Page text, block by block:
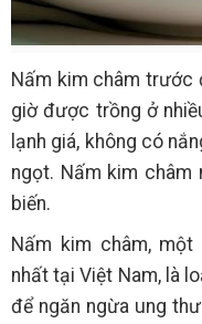
Nấm kim châm trước
giờ được trồng ở
lạnh giá, không có
ngọt. Nấm kim châm
biến.
Nấm kim châm,
nhất tại Việt Nam, là
để ngăn ngừa ung